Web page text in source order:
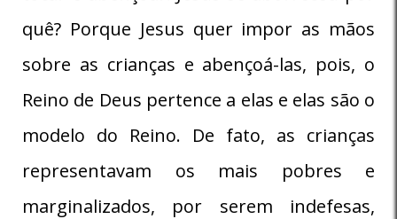
quê? Porque Jesus quer impor as mãos
sobre as crianças e abençoá-las, pois, o
Reino de Deus pertence a elas e elas são o
modelo do Reino. De fato, as crianças
representavam os mais pobres e
marginalizados, por serem indefesas,